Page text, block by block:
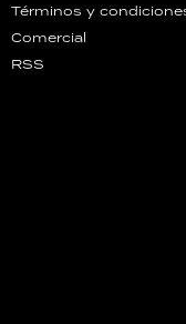
Términos y
Comercial
RSS